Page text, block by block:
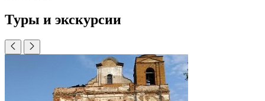
Туры и экскурсии